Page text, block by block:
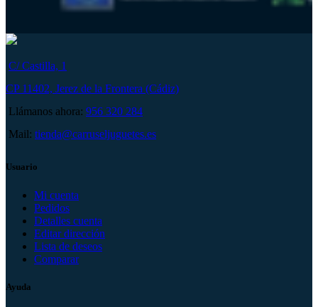
C/ Castilla, 1
CP 11402, Jerez de la Frontera (Cádiz)
Llámanos ahora: 956 320 284
Mail: tienda@carruseljuguetes.es
Usuario
Mi cuenta
Pedidos
Detalles cuenta
Editar dirección
Lista de deseos
Comparar
Ayuda